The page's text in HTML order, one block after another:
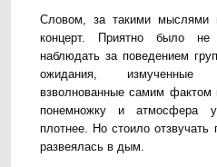
Словом, за такими
концерт. Приятно было
наблюдать за поведением
ожидания, измученные
взволнованные самим фактом
понемножку и атмосфера
плотнее. Но стоило
развеялась в дым.